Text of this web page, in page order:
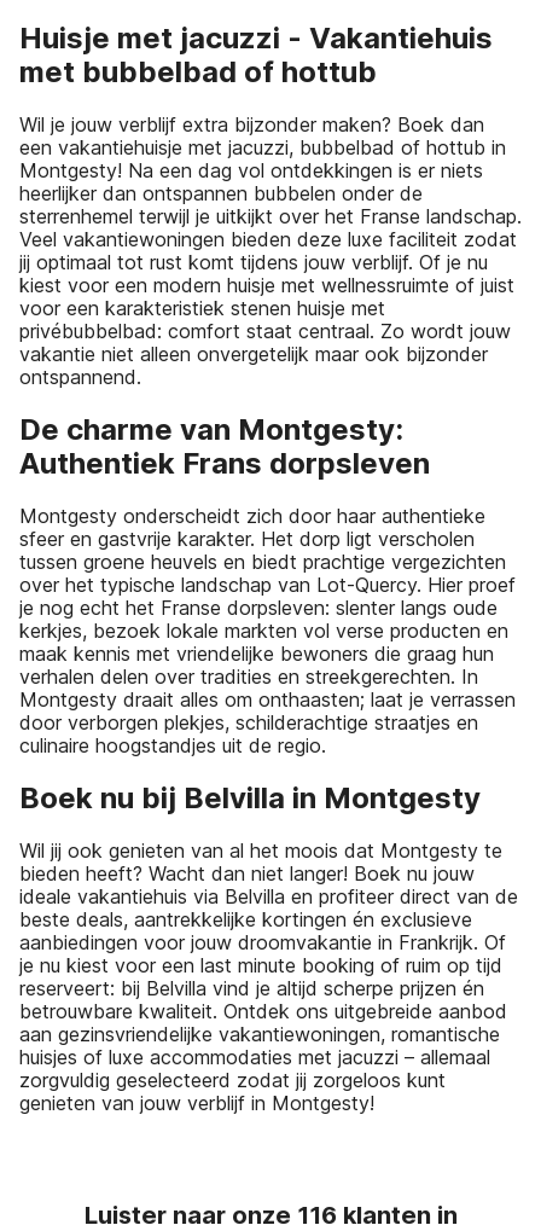
Huisje met jacuzzi - Vakantiehuis
met bubbelbad of hottub
Wil je jouw verblijf extra bijzonder maken? Boek dan
een vakantiehuisje met jacuzzi, bubbelbad of hottub in
Montgesty! Na een dag vol ontdekkingen is er niets
heerlijker dan ontspannen bubbelen onder de
sterrenhemel terwijl je uitkijkt over het Franse landschap.
Veel vakantiewoningen bieden deze luxe faciliteit zodat
jij optimaal tot rust komt tijdens jouw verblijf. Of je nu
kiest voor een modern huisje met wellnessruimte of juist
voor een karakteristiek stenen huisje met
privébubbelbad: comfort staat centraal. Zo wordt jouw
vakantie niet alleen onvergetelijk maar ook bijzonder
ontspannend.
De charme van Montgesty:
Authentiek Frans dorpsleven
Montgesty onderscheidt zich door haar authentieke
sfeer en gastvrije karakter. Het dorp ligt verscholen
tussen groene heuvels en biedt prachtige vergezichten
over het typische landschap van Lot-Quercy. Hier proef
je nog echt het Franse dorpsleven: slenter langs oude
kerkjes, bezoek lokale markten vol verse producten en
maak kennis met vriendelijke bewoners die graag hun
verhalen delen over tradities en streekgerechten. In
Montgesty draait alles om onthaasten; laat je verrassen
door verborgen plekjes, schilderachtige straatjes en
culinaire hoogstandjes uit de regio.
Boek nu bij Belvilla in Montgesty
Wil jij ook genieten van al het moois dat Montgesty te
bieden heeft? Wacht dan niet langer! Boek nu jouw
ideale vakantiehuis via Belvilla en profiteer direct van de
beste deals, aantrekkelijke kortingen én exclusieve
aanbiedingen voor jouw droomvakantie in Frankrijk. Of
je nu kiest voor een last minute booking of ruim op tijd
reserveert: bij Belvilla vind je altijd scherpe prijzen én
betrouwbare kwaliteit. Ontdek ons uitgebreide aanbod
aan gezinsvriendelijke vakantiewoningen, romantische
huisjes of luxe accommodaties met jacuzzi – allemaal
zorgvuldig geselecteerd zodat jij zorgeloos kunt
genieten van jouw verblijf in Montgesty!
Luister naar onze 116 klanten in